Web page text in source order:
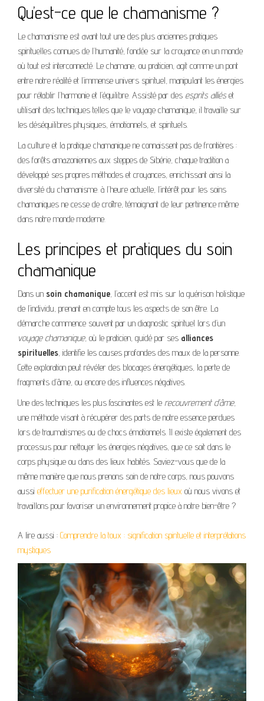
Qu’est-ce que le chamanisme ?
Le chamanisme est avant tout une des plus anciennes pratiques
spirituelles connues de l’humanité, fondée sur la croyance en un monde
où tout est interconnecté. Le chamane, ou praticien, agit comme un pont
entre notre réalité et l’immense univers spirituel, manipulant les énergies
pour rétablir l’harmonie et l’équilibre. Assisté par des esprits alliéset
utilisant des techniques telles que le voyage chamanique, il travaille sur
les déséquilibres physiques, émotionnels, et spirituels.
La culture et la pratique chamanique ne connaissent pas de frontières :
des forêts amazoniennes aux steppes de Sibérie, chaque tradition a
développé ses propres méthodes et croyances, enrichissant ainsi la
diversité du chamanisme. à l’heure actuelle, l’intérêt pour les soins
chamaniques ne cesse de croître, témoignant de leur pertinence même
dans notre monde moderne.
Les principes et pratiques du soin
chamanique
Dans un soin chamanique, l’accent est mis sur la guérison holistique
de l’individu, prenant en compte tous les aspects de son être. La
démarche commence souvent par un diagnostic spirituel lors d’un
voyage chamanique, où le praticien, guidé par ses alliances
spirituelles, identifie les causes profondes des maux de la personne.
Cette exploration peut révéler des blocages énergétiques, la perte de
fragments d’âme, ou encore des influences négatives.
Une des techniques les plus fascinantes est le recouvrement d’âme,
une méthode visant à récupérer des parts de notre essence perdues
lors de traumatismes ou de chocs émotionnels. Il existe également des
processus pour nettoyer les énergies négatives, que ce soit dans le
corps physique ou dans des lieux habités. Saviez-vous que de la
même manière que nous prenons soin de notre corps, nous pouvons
aussi effectuer une purification énergétique des lieux où nous vivons et
travaillons pour favoriser un environnement propice à notre bien-être ?
A lire aussi : Comprendre la toux : signification spirituelle et interprétations
mystiques